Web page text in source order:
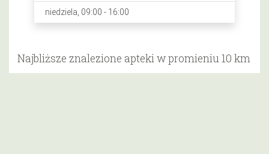
niedziela, 09:00 - 16:00
Najbliższe znalezione apteki w promieniu 10 km